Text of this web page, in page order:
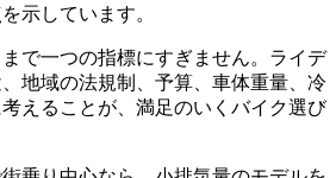
示しています。
で一つの指標にすぎません。ライデ
地域の法規制、予算、車体重量、冷
えることが、満足のいくバイク選び